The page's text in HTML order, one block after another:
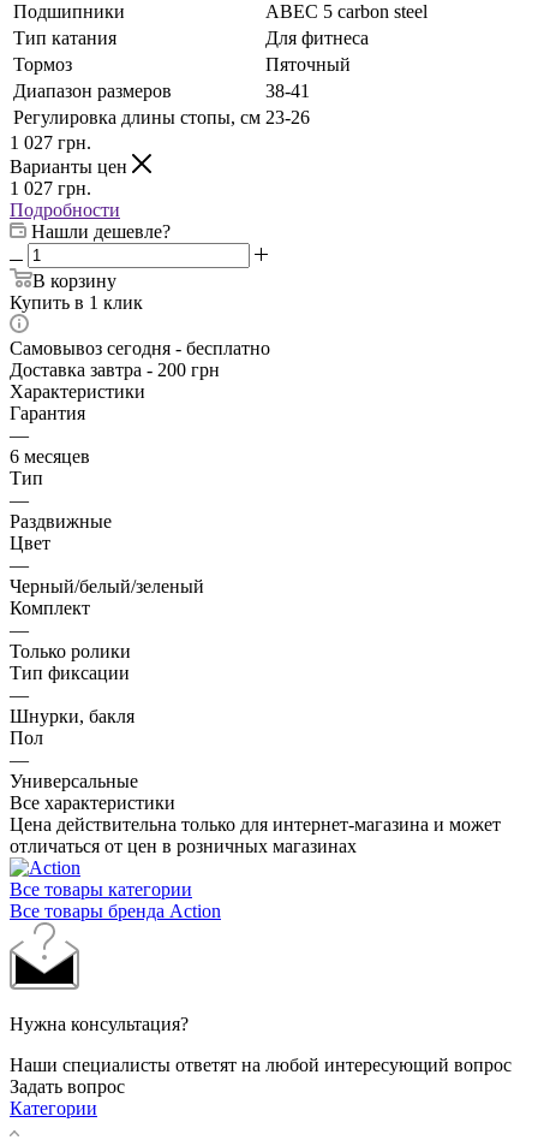
Подшипники
АВЕС 5 carbon steel
Тип катания
Для фитнеса
Тормоз
Пяточный
Диапазон размеров
38-41
Регулировка длины стопы, см 23-26
1 027 грн.
Варианты цен
1 027 грн.
Подробности
Нашли дешевле?
В корзину
Купить в 1 клик
Самовывоз сегодня - бесплатно
Доставка завтра - 200 грн
Характеристики
Гарантия
—
6 месяцев
Тип
—
Раздвижные
Цвет
—
Черный/белый/зеленый
Комплект
—
Только ролики
Тип фиксации
—
Шнурки, бакля
Пол
—
Универсальные
Все характеристики
Цена действительна только для интернет-магазина и может
отличаться от цен в розничных магазинах
Все товары категории
Все товары бренда Action
Нужна консультация?
Наши специалисты ответят на любой интересующий вопрос
Задать вопрос
Категории